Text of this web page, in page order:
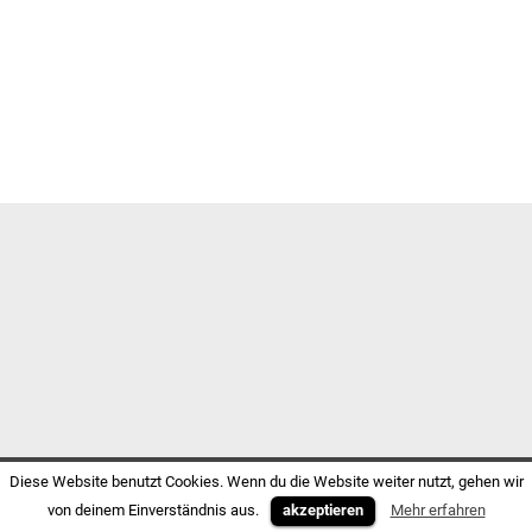
Diese Website benutzt Cookies. Wenn du die Website weiter nutzt, gehen wir
von deinem Einverständnis aus.
akzeptieren Mehr erfahren